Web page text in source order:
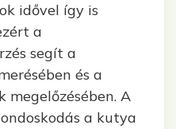
idővel így is
a
segít a
és a
megelőzésében. A
a kutya